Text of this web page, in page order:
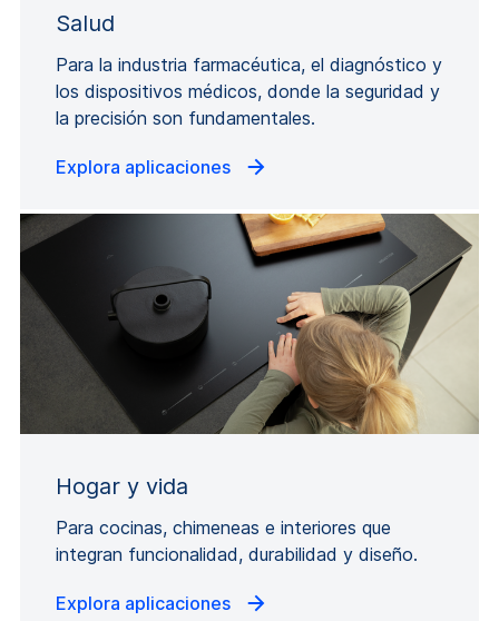
Salud
Para la industria farmacéutica, el diagnóstico y
los dispositivos médicos, donde la seguridad y
la precisión son fundamentales.
Explora aplicaciones
Hogar y vida
Para cocinas, chimeneas e interiores que
integran funcionalidad, durabilidad y diseño.
Explora aplicaciones